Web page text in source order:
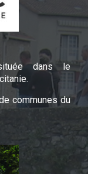
dans le
communes du